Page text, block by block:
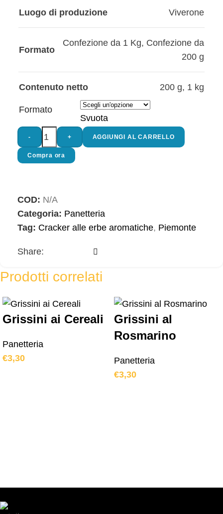
Luogo di produzione Viverone
Formato
Confezione da 1 Kg, Confezione da
200 g
Contenuto netto 200 g, 1 kg
Formato
Svuota
- + AGGIUNGI AL CARRELLO
Compra ora
COD: N/A
Categoria: Panetteria
Tag: Cracker alle erbe aromatiche, Piemonte
Share:
Prodotti correlati
Grissini ai Cereali
Panetteria
€3,30
Grissini al
Rosmarino
Panetteria
€3,30